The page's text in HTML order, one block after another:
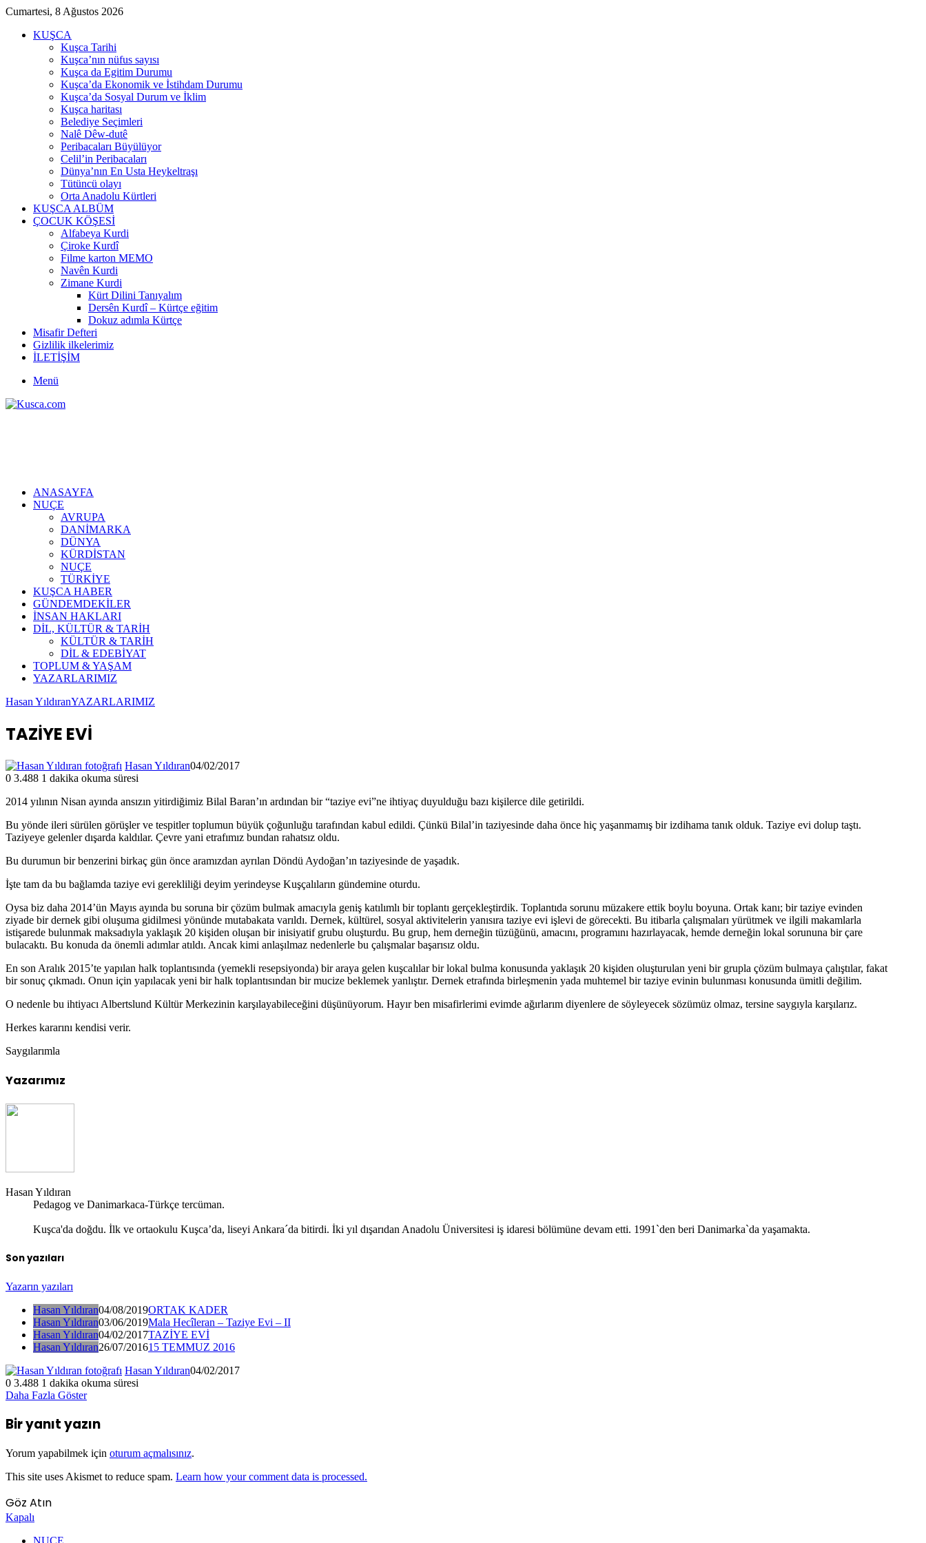
Cumartesi, 8 Ağustos 2026
KUŞCA
Kuşca Tarihi
Kuşca’nın nüfus sayısı
Kuşca da Egitim Durumu
Kuşca’da Ekonomik ve İstihdam Durumu
Kuşca’da Sosyal Durum ve İklim
Kuşca haritası
Belediye Seçimleri
Nalê Dêw-dutê
Peribacaları Büyülüyor
Celil’in Peribacaları
Dünya’nın En Usta Heykeltraşı
Tütüncü olayı
Orta Anadolu Kürtleri
KUŞCA ALBÜM
ÇOCUK KÖŞESİ
Alfabeya Kurdi
Çiroke Kurdî
Filme karton MEMO
Navên Kurdi
Zimane Kurdi
Kürt Dilini Tanıyalım
Dersên Kurdî – Kürtçe eğitim
Dokuz adımla Kürtçe
Misafir Defteri
Gizlilik ilkelerimiz
İLETİŞİM
Menü
ANASAYFA
NUÇE
AVRUPA
DANİMARKA
DÜNYA
KÜRDİSTAN
NUÇE
TÜRKİYE
KUŞCA HABER
GÜNDEMDEKİLER
İNSAN HAKLARI
DİL, KÜLTÜR & TARİH
KÜLTÜR & TARİH
DİL & EDEBİYAT
TOPLUM & YAŞAM
YAZARLARIMIZ
Hasan YıldıranYAZARLARIMIZ
TAZİYE EVİ
Hasan Yıldıran04/02/2017
0 3.488 1 dakika okuma süresi
2014 yılının Nisan ayında ansızın yitirdiğimiz Bilal Baran’ın ardından bir “taziye evi”ne ihtiyaç duyulduğu bazı kişilerce dile getirildi.
Bu yönde ileri sürülen görüşler ve tespitler toplumun büyük çoğunluğu tarafından kabul edildi. Çünkü Bilal’in taziyesinde daha önce hiç yaşanmamış bir izdihama tanık olduk. Taziye evi dolup taştı.
Taziyeye gelenler dışarda kaldılar. Çevre yani etrafımız bundan rahatsız oldu.
Bu durumun bir benzerini birkaç gün önce aramızdan ayrılan Döndü Aydoğan’ın taziyesinde de yaşadık.
İşte tam da bu bağlamda taziye evi gerekliliği deyim yerindeyse Kuşçalıların gündemine oturdu.
Oysa biz daha 2014’ün Mayıs ayında bu soruna bir çözüm bulmak amacıyla geniş katılımlı bir toplantı gerçekleştirdik. Toplantıda sorunu müzakere ettik boylu boyuna. Ortak kanı; bir taziye evinden
ziyade bir dernek gibi oluşuma gidilmesi yönünde mutabakata varıldı. Dernek, kültürel, sosyal aktivitelerin yanısıra taziye evi işlevi de görecekti. Bu itibarla çalışmaları yürütmek ve ilgili makamlarla
istişarede bulunmak maksadıyla yaklaşık 20 kişiden oluşan bir inisiyatif grubu oluşturdu. Bu grup, hem derneğin tüzüğünü, amacını, programını hazırlayacak, hemde derneğin lokal sorununa bir çare
bulacaktı. Bu konuda da önemli adımlar atıldı. Ancak kimi anlaşılmaz nedenlerle bu çalışmalar başarısız oldu.
En son Aralık 2015’te yapılan halk toplantısında (yemekli resepsiyonda) bir araya gelen kuşcalılar bir lokal bulma konusunda yaklaşık 20 kişiden oluşturulan yeni bir grupla çözüm bulmaya çalıştılar, fakat
bir sonuç çıkmadı. Onun için yapılacak yeni bir halk toplantısından bir mucize beklemek yanlıştır. Dernek etrafında birleşmenin yada muhtemel bir taziye evinin bulunması konusunda ümitli değilim.
O nedenle bu ihtiyacı Albertslund Kültür Merkezinin karşılayabileceğini düşünüyorum. Hayır ben misafirlerimi evimde ağırlarım diyenlere de söyleyecek sözümüz olmaz, tersine saygıyla karşılarız.
Herkes kararını kendisi verir.
Saygılarımla
Yazarımız
Hasan Yıldıran
Pedagog ve Danimarkaca-Türkçe tercüman.
Kuşca'da doğdu. İlk ve ortaokulu Kuşca’da, liseyi Ankara´da bitirdi. İki yıl dışarıdan Anadolu Üniversitesi iş idaresi bölümüne devam etti. 1991`den beri Danimarka`da yaşamakta.
Son yazıları
Yazarın yazıları
Hasan Yıldıran04/08/2019ORTAK KADER
Hasan Yıldıran03/06/2019Mala Hecîleran – Taziye Evi – II
Hasan Yıldıran04/02/2017TAZİYE EVİ
Hasan Yıldıran26/07/201615 TEMMUZ 2016
Hasan Yıldıran04/02/2017
0 3.488 1 dakika okuma süresi
Daha Fazla Göster
Bir yanıt yazın
Yorum yapabilmek için oturum açmalısınız.
This site uses Akismet to reduce spam. Learn how your comment data is processed.
Göz Atın
Kapalı